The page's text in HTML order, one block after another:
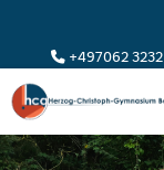
+497062 3232